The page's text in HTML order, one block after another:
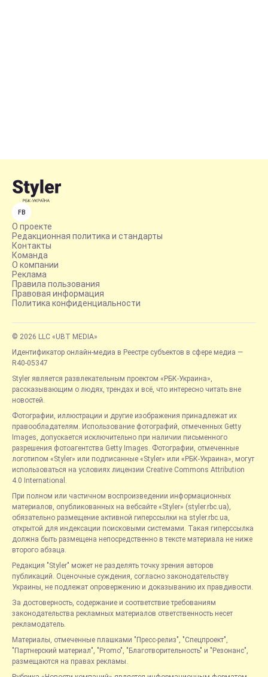
FB
О проекте
Редакционная политика и стандарты
Контакты
Команда
О компании
Реклама
Правила пользования
Правовая информация
Политика конфиденциальности
© 2026 LLC «UBT MEDIA»
Идентификатор онлайн-медиа в Реестре субъектов в сфере медиа —
R40-05347
Styler является развлекательным проектом «РБК-Украина»,
рассказывающим о людях, трендах и всё, что интересно читать вне
новостей.
Фотографии, иллюстрации и другие изображения принадлежат их
правообладателям. Использование фотографий, отмеченных Getty
Images, допускается исключительно при наличии письменного
разрешения фотоагентства Getty Images. Фотографии, отмеченные
логотипом «Styler» или подписанные «Styler» или «РБК-Украина», могут
использоваться на условиях лицензии Creative Commons Attribution
4.0 International.
При полном или частичном воспроизведении информационных
материалов, опубликованных на вебсайте «Styler» (styler.rbc.ua),
обязательно размещение активной гиперссылки на styler.rbc.ua,
открытой для индексации поисковыми системами. Такая гиперссылка
должна быть размещена непосредственно в тексте материала не ниже
второго абзаца.
Редакция "Styler" может не разделять точку зрения авторов
публикаций. Оценочные суждения, согласно законодательству
Украины, не подлежат опровержению и доказыванию их правдивости.
За достоверность, содержание и соответствие требованиям
законодательства рекламных материалов ответственность несет
рекламодатель.
Материалы, отмеченные плашками "Пресс-релиз", "Спецпроект",
"Партнерский материал", "Promo", "Благотворительность" и "Резонанс",
размещаются на правах рекламы.